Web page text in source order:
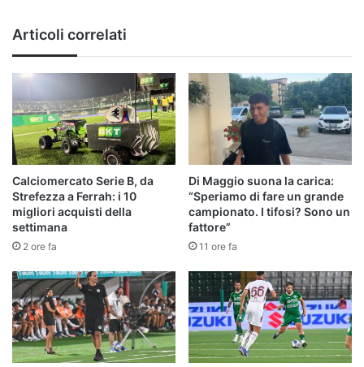
Articoli correlati
Calciomercato Serie B, da
Strefezza a Ferrah: i 10
migliori acquisti della
settimana
2 ore fa
Di Maggio suona la carica:
“Speriamo di fare un grande
campionato. I tifosi? Sono un
fattore”
11 ore fa